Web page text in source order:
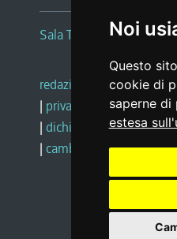
Noi
Questo
cookie di
saperne di
estesa
Sala Tiziano Tessitori
redazione web |note
| privacy
social media
| dichiarazione di
| cambio preferenze